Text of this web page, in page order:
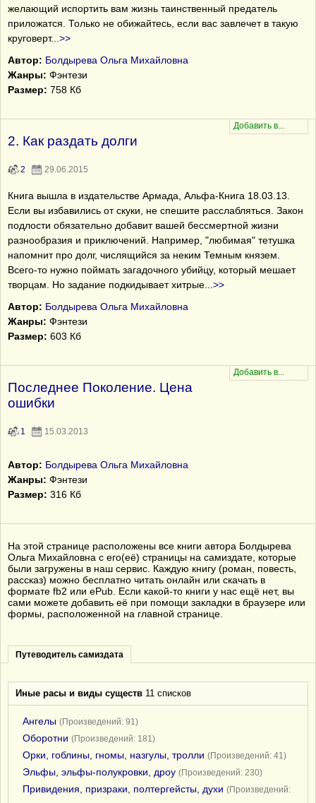
желающий испортить вам жизнь таинственный предатель
приложатся. Только не обижайтесь, если вас завлечет в такую
круговерт... >>
Автор: Болдырева Ольга Михайловна
Жанры: Фэнтези
Размер: 758 Кб
2. Как раздать долги
2 29.06.2015
Книга вышла в издательстве Армада, Альфа-Книга 18.03.13.
Если вы избавились от скуки, не спешите расслабляться. Закон
подлости обязательно добавит вашей бессмертной жизни
разнообразия и приключений. Например, "любимая" тетушка
напомнит про долг, числящийся за неким Темным князем.
Всего-то нужно поймать загадочного убийцу, который мешает
творцам. Но задание подкидывает хитрые
>>
Автор: Болдырева Ольга Михайловна
Жанры: Фэнтези
Размер: 603 Кб
Последнее Поколение. Цена
ошибки
1 15.03.2013
Автор: Болдырева Ольга Михайловна
Жанры: Фэнтези
Размер: 316 Кб
На этой странице расположены все книги автора Болдырева
Ольга Михайловна с его(её) страницы на самиздате, которые
были загружены в наш сервис. Каждую книгу (роман, повесть,
рассказ) можно бесплатно читать онлайн или скачать в
формате fb2 или ePub. Если какой-то книги у нас ещё нет, вы
сами можете добавить её при помощи закладки в браузере или
формы, расположенной на главной странице.
Путеводитель самиздата
Иные расы и виды существ 11 списков
Ангелы (Произведений: 91)
Оборотни (Произведений: 181)
Орки, гоблины, гномы, назгулы, тролли (Произведений: 41)
Эльфы, эльфы-полукровки, дроу (Произведений: 230)
Привидения, призраки, полтергейсты, духи (Произведений: